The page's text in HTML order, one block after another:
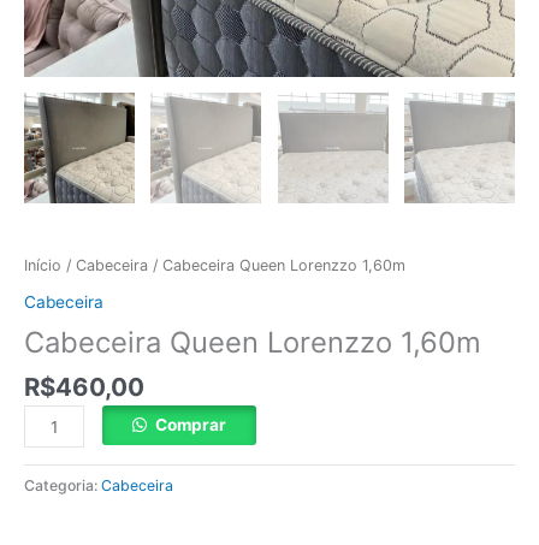
Início / Cabeceira / Cabeceira Queen Lorenzzo 1,60m
Cabeceira
Cabeceira Queen Lorenzzo 1,60m
R$460,00
Comprar
Categoria: Cabeceira